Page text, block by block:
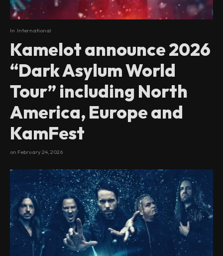
In International
Kamelot announce 2026
“Dark Asylum World
Tour” including North
America, Europe and
KamFest
on February 24, 2026